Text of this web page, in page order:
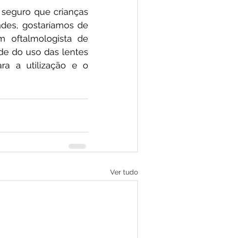
que crianças
gostaríamos de
oftalmologista de
do uso das lentes
a utilização e o
Ver tudo